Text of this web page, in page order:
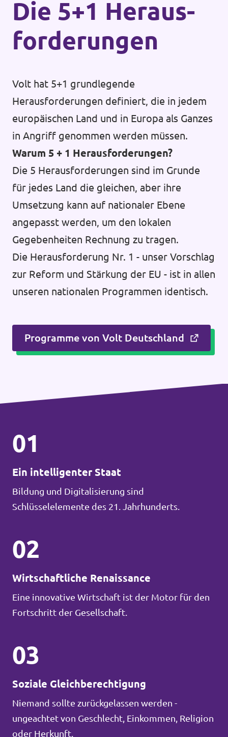
Die 5+1 Heraus­
forderungen
Volt hat 5+1 grundlegende
Herausforderungen definiert, die in jedem
europäischen Land und in Europa als Ganzes
in Angriff genommen werden müssen.
Warum 5 + 1 Herausforderungen?
Die 5 Herausforderungen sind im Grunde
für jedes Land die gleichen, aber ihre
Umsetzung kann auf nationaler Ebene
angepasst werden, um den lokalen
Gegebenheiten Rechnung zu tragen.
Die Herausforderung Nr. 1 - unser Vorschlag
zur Reform und Stärkung der EU - ist in allen
unseren nationalen Programmen identisch.
Programme von Volt Deutschland
01
Ein intelligenter Staat
Bildung und Digitalisierung sind
Schlüsselelemente des 21. Jahrhunderts.
02
Wirtschaftliche Renaissance
Eine innovative Wirtschaft ist der Motor für den
Fortschritt der Gesellschaft.
03
Soziale Gleichberechtigung
Niemand sollte zurückgelassen werden -
ungeachtet von Geschlecht, Einkommen, Religion
oder Herkunft.